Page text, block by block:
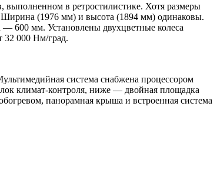
выполненном в ретростилистике. Хотя размеры
Ширина (1976 мм) и высота (1894 мм) одинаковы.
— 600 мм. Установлены двухцветные колеса
32 000 Нм/град.
система снабжена процессором
климат-контроля, ниже — двойная площадка
панорамная крыша и встроенная система